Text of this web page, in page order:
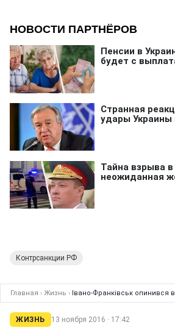
Контрсанкции РФ
Главная › Жизнь › Івано-Франківськ опинився
ЖИЗНЬ 13 ноября 2016 · 17:42